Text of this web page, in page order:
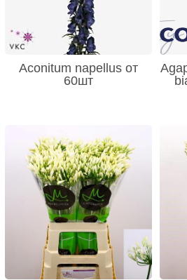
Aconitum napellus от
60шт